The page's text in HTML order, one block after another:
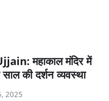
महाकाल मंदिर में
की दर्शन व्यवस्था
2025